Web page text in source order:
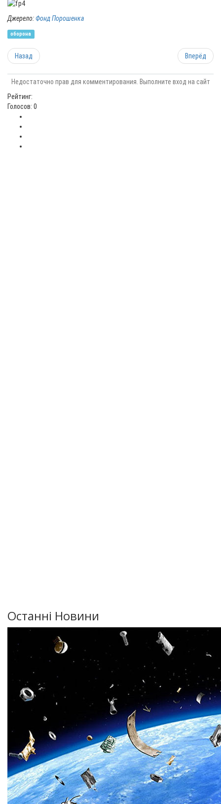
Джерело:Фонд Порошенка
оборона
Назад Вперёд
Недостаточно прав для комментирования. Выполните вход на сайт
Рейтинг:
Голосов: 0
Останні Новини